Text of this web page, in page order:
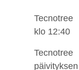
klo 12:40